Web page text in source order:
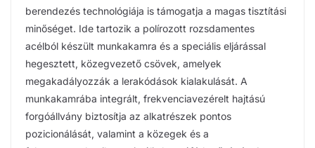
berendezés technológiája is támogatja a magas tisztítási
minőséget. Ide tartozik a polírozott rozsdamentes
acélból készült munkakamra és a speciális eljárással
hegesztett, közegvezető csövek, amelyek
megakadályozzák a lerakódások kialakulását. A
munkakamrába integrált, frekvenciavezérelt hajtású
forgóállvány biztosítja az alkatrészek pontos
pozicionálását, valamint a közegek és a